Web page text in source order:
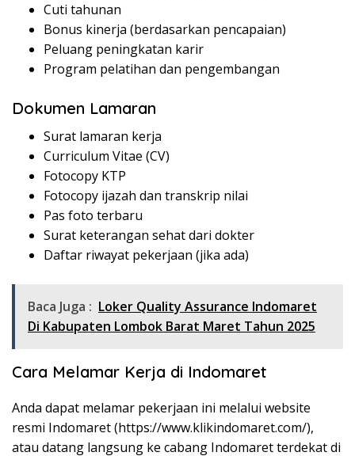
Cuti tahunan
Bonus kinerja (berdasarkan pencapaian)
Peluang peningkatan karir
Program pelatihan dan pengembangan
Dokumen Lamaran
Surat lamaran kerja
Curriculum Vitae (CV)
Fotocopy KTP
Fotocopy ijazah dan transkrip nilai
Pas foto terbaru
Surat keterangan sehat dari dokter
Daftar riwayat pekerjaan (jika ada)
Baca Juga : Loker Quality Assurance Indomaret
Di Kabupaten Lombok Barat Maret Tahun 2025
Cara Melamar Kerja di Indomaret
Anda dapat melamar pekerjaan ini melalui website
resmi Indomaret (https://www.klikindomaret.com/),
atau datang langsung ke cabang Indomaret terdekat di